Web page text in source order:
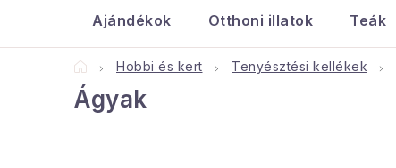
Ajándékok Otthoni illatok Teák
KezdőlapHobbi és kert Tenyésztési kellékek
Ágyak